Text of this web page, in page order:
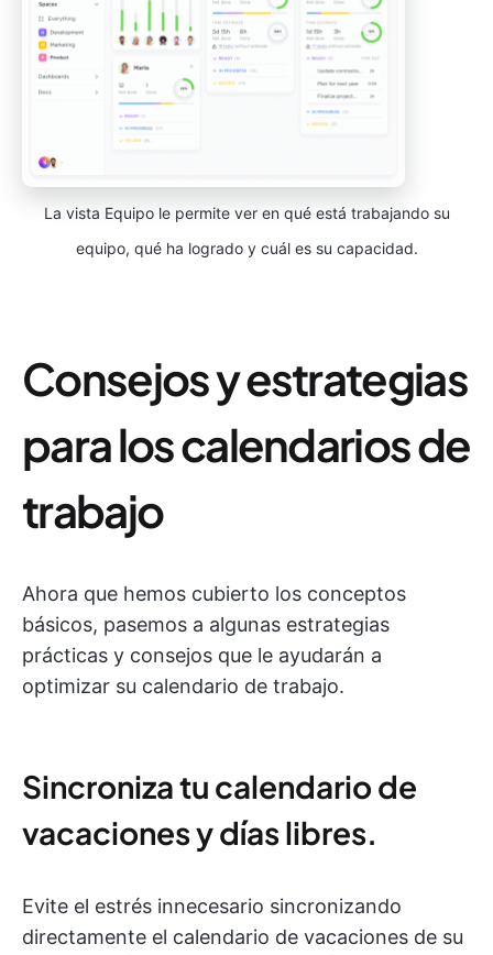
La vista Equipo le permite ver en qué está trabajando su
equipo, qué ha logrado y cuál es su capacidad.
Consejos y estrategias
para los calendarios de
trabajo
Ahora que hemos cubierto los conceptos
básicos, pasemos a algunas estrategias
prácticas y consejos que le ayudarán a
optimizar su calendario de trabajo.
Sincroniza tu calendario de
vacaciones y días libres.
Evite el estrés innecesario sincronizando
directamente el calendario de vacaciones de su